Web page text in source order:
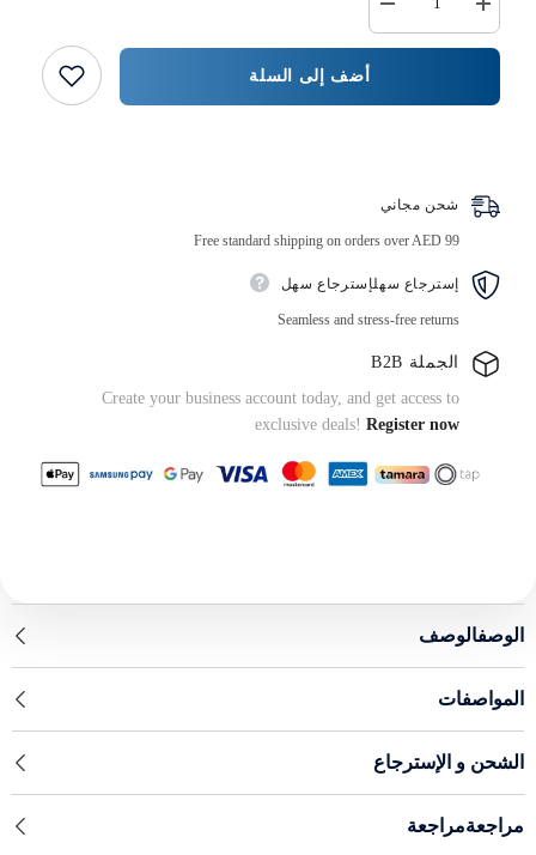
كمية
{{
المنتج
زيادة
كمية
عبوة
أضف إلى السلة
شحن مجاني
Free standard shipping on orders over AED 99
إسترجاع سهلإسترجاع سهل
Seamless and stress-free returns
الجملة B2B
Create your business account today, and get access to
exclusive deals! Register now
الوصفالوصف
المواصفات
الشحن و الإسترجاع
مراجعةمراجعة